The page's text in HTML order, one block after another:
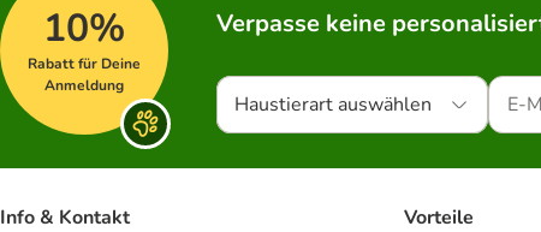
10%
Rabatt für Deine
Anmeldung
Verpasse keine
Haustierart auswählen
Info & Kontakt Vorteile